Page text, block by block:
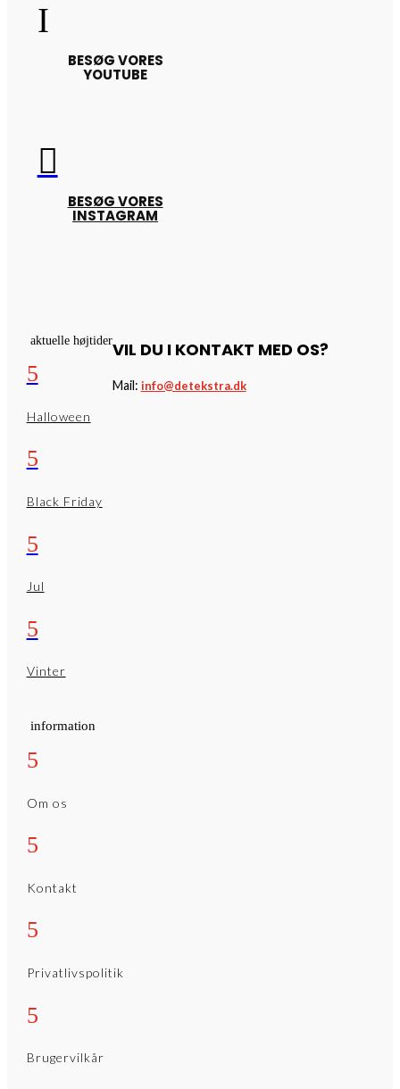
I
BESØG VORES
YOUTUBE

BESØG VORES
INSTAGRAM
aktuelle højtider
5
Halloween
5
Black Friday
5
Jul
5
Vinter
information
5
Om os
5
Kontakt
5
Privatlivspolitik
5
Brugervilkår
VIL DU I KONTAKT MED OS?
Mail: info@detekstra.dk